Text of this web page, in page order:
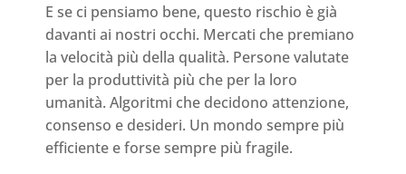
E se ci pensiamo bene, questo rischio è già
davanti ai nostri occhi. Mercati che premiano
la velocità più della qualità. Persone valutate
per la produttività più che per la loro
umanità. Algoritmi che decidono attenzione,
consenso e desideri. Un mondo sempre più
efficiente e forse sempre più fragile.